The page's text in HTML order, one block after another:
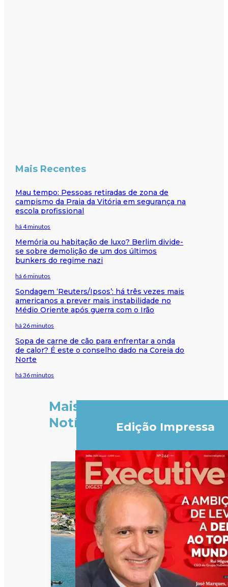
Mais Recentes
Mau tempo: Pessoas retiradas de zona de
campismo da Praia da Vitória em segurança na
escola profissional
há 4 minutos
Memória ou habitação de luxo? Berlim divide-
se sobre demolição de um dos últimos
bunkers do regime nazi
há 6 minutos
Sondagem ‘Reuters/Ipsos’: há três vezes mais
americanos a prever mais instabilidade no
Médio Oriente após guerra com o Irão
há 26 minutos
Sopa de carne de cão para enfrentar a onda
de calor? É este o conselho dado na Coreia do
Norte
há 36 minutos
Mais
Notícias
Edição Impressa